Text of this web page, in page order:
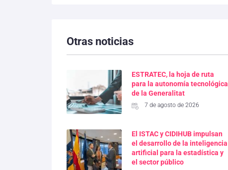
Otras noticias
ESTRATEC, la hoja de ruta
para la autonomía tecnológica
de la Generalitat
7 de agosto de 2026
El ISTAC y CIDIHUB impulsan
el desarrollo de la inteligencia
artificial para la estadística y
el sector público